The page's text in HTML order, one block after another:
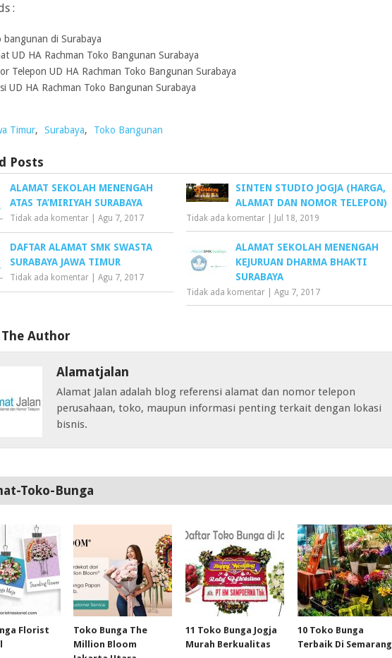
:
bangunan di Surabaya
UD HA Rachman Toko Bangunan Surabaya
Telepon UD HA Rachman Toko Bangunan Surabaya
UD HA Rachman Toko Bangunan Surabaya
Timur, Surabaya, Toko Bangunan
Posts
ALAMAT SEKOLAH MENENGAH
ATAS TA’MIRIYAH SURABAYA
Tidak ada komentar Agu 7, 2017
SINTEN STUDIO JOGJA (HARGA,
ALAMAT DAN NOMOR TELEPON)
Tidak ada komentar Jul 18, 2019
DAFTAR ALAMAT SMK SWASTA
SURABAYA JAWA TIMUR
Tidak ada komentar Agu 7, 2017
ALAMAT SEKOLAH MENENGAH
KEJURUAN DHARMA BHAKTI
SURABAYA
Tidak ada komentar |Agu 7, 2017
Author
Alamatjalan
Alamat Jalan adalah blog referensi alamat dan nomor telepon
perusahaan, toko, maupun informasi penting terkait dengan lokasi
bisnis.
Toko-Bunga
Florist
Toko Bunga The
Million Bloom
11 Toko Bunga Jogja
Murah Berkualitas
10 Toko Bunga
Terbaik Di Semarang